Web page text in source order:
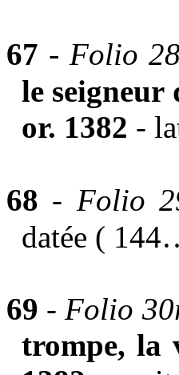
67 -Folio
le
or. 1382 -
68 - Folio
datée (
69 -Folio
trompe, la